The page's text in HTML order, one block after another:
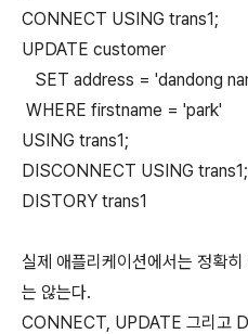
CONNECT USING trans1;
UPDATE customer
SET address = 'dandong
WHERE firstname = 'park'
USING trans1;
DISCONNECT USING trans1;
DISTORY trans1
실제 애플리케이션에서는 정확
는 않는다.
CONNECT, UPDATE 그리고